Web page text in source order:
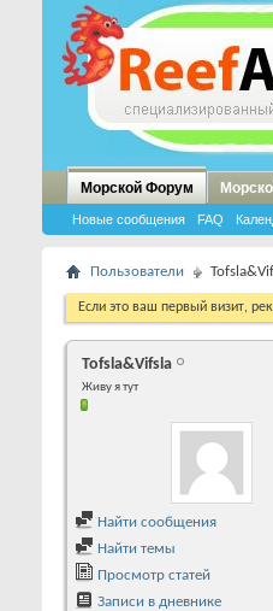
Морской Форум
Новые сообщения FAQ
Пользователи
Если это ваш первый визит,
Tofsla&Vifsla
Живу я тут
Найти сообщения
Найти темы
Просмотр статей
Записи в дневнике